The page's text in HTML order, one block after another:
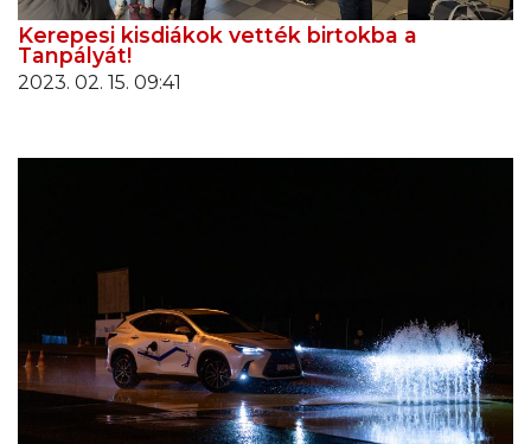
Kerepesi kisdiákok vették birtokba a
Tanpályát!
2023. 02. 15. 09:41